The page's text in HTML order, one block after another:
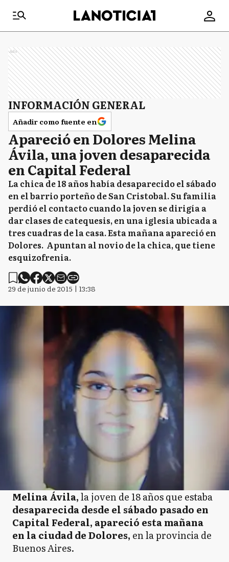
Ads
INFORMACIÓN GENERAL
Añadir como fuente en
Apareció en Dolores Melina
Ávila, una joven desaparecida
en Capital Federal
La chica de 18 años había desaparecido el sábado
en el barrio porteño de San Cristobal. Su familia
perdió el contacto cuando la joven se dirigía a
dar clases de catequesis, en una iglesia ubicada a
tres cuadras de la casa. Esta mañana apareció en
Dolores. Apuntan al novio de la chica, que tiene
esquizofrenia.
29 de junio de 2015 | 13:38
Melina Ávila,la joven de 18 años que estaba
desaparecida desde el sábado pasado en
Capital Federal, apareció esta mañana
en la ciudad de Dolores, en la provincia de
Buenos Aires.